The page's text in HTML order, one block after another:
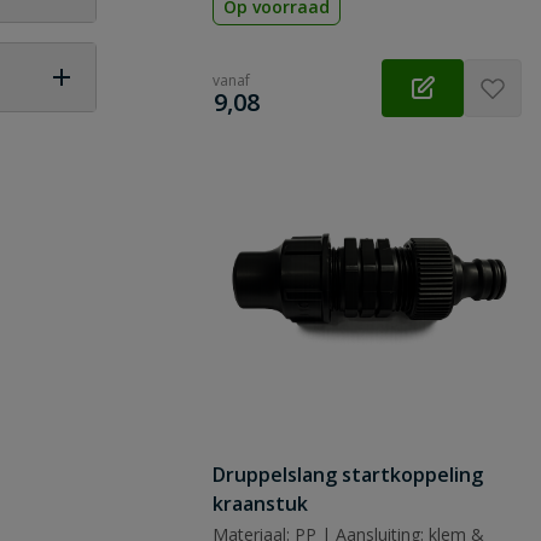
Op voorraad
vanaf
€
9,08
Druppelslang startkoppeling
kraanstuk
Materiaal: PP | Aansluiting: klem &